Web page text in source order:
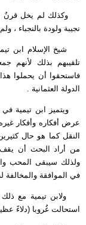
وكذلك لم يخل قرنٌ
نجيبة ولودة بالنجباء ،
شيخ الإسلام ابن
تلقيبهم بذلك لأنهم
فاستحقوا أن يحملوا
الدولة العثمانية .
ويتميز ابن تيمية في
عرض أفكاره وأفكار
النقل كما هو حال
من أراد البحث أن يقف
ولذلك سيبقى المحب
في الموافقة والمخالفة
ولابن تيمية مع ذلك
استحالت غُروبا (دلاءً